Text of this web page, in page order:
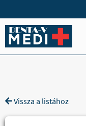
Vissza a listához